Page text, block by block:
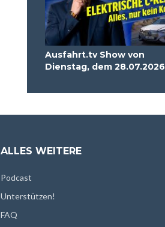
Ausfahrt.tv Show von
Dienstag, dem 28.07.2026
ALLES WEITERE
Podcast
Unterstützen!
FAQ